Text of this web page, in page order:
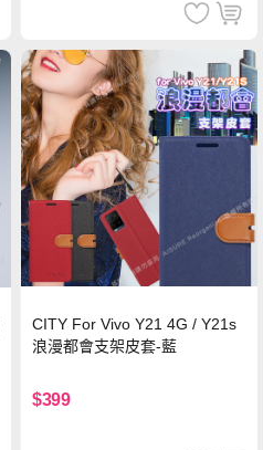
CITY For Vivo Y21 4G / Y21s
浪漫都會支架皮套-藍
$399